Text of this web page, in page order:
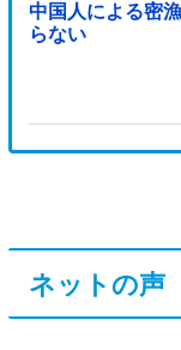
中国人による密
らない
ネットの声